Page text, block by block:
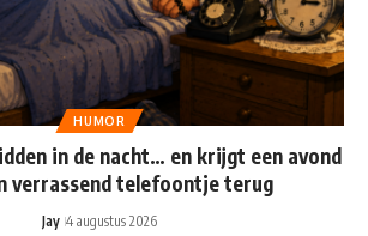
HUMOR
in de nacht… en krijgt een avond
verrassend telefoontje terug
Jay 4 augustus 2026